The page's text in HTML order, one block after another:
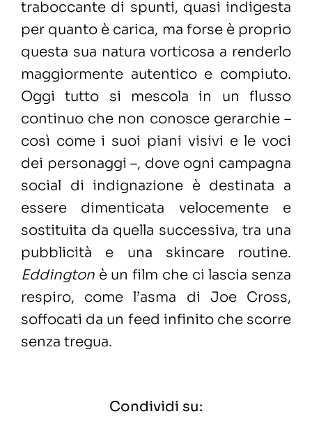
traboccante di spunti, quasi indigesta
per quanto è carica, ma forse è proprio
questa sua natura vorticosa a renderlo
maggiormente autentico e compiuto.
Oggi tutto si mescola in un flusso
continuo che non conosce gerarchie –
così come i suoi piani visivi e le voci
dei personaggi –, dove ogni campagna
social di indignazione è destinata a
essere dimenticata velocemente e
sostituita da quella successiva, tra una
pubblicità e una skincare routine.
Eddington è un film che ci lascia senza
respiro, come l’asma di Joe Cross,
soffocati da un feed infinito che scorre
senza tregua.
Condividi su: